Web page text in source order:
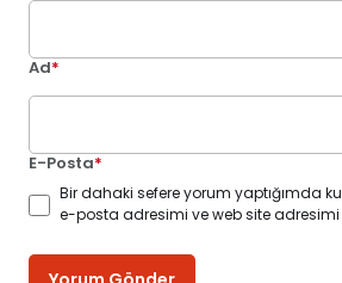
Ad*
E-Posta*
Bir dahaki sefere yorum yaptığımda
e-posta adresimi ve web site adresimi